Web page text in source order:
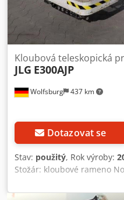
Wolfsburg 437 km
Kloubová teleskopická
JLG E300AJP
Dotazovat se
Stav: použitý, Rok výroby:
Stožár: kloubové rameno
informací kontaktujte
Aozflqijnwjr